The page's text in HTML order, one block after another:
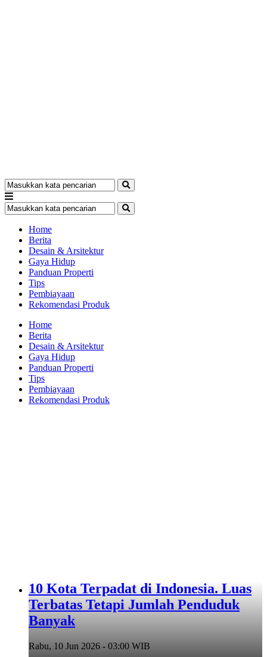
Home
Berita
Desain & Arsitektur
Gaya Hidup
Panduan Properti
Tips
Pembiayaan
Rekomendasi Produk
Home
Berita
Desain & Arsitektur
Gaya Hidup
Panduan Properti
Tips
Pembiayaan
Rekomendasi Produk
10 Kota Terpadat di Indonesia. Luas
Terbatas Tetapi Jumlah Penduduk
Banyak
Rabu, 10 Jun 2026 - 03:00 WIB